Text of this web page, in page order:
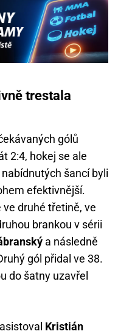
trestala
gólů
2:4, hokej se ale
šancí byli
efektivnější.
druhé třetině, ve
brankou v sérii
a následně
gól přidal ve 38.
do šatny uzavřel
Kristián